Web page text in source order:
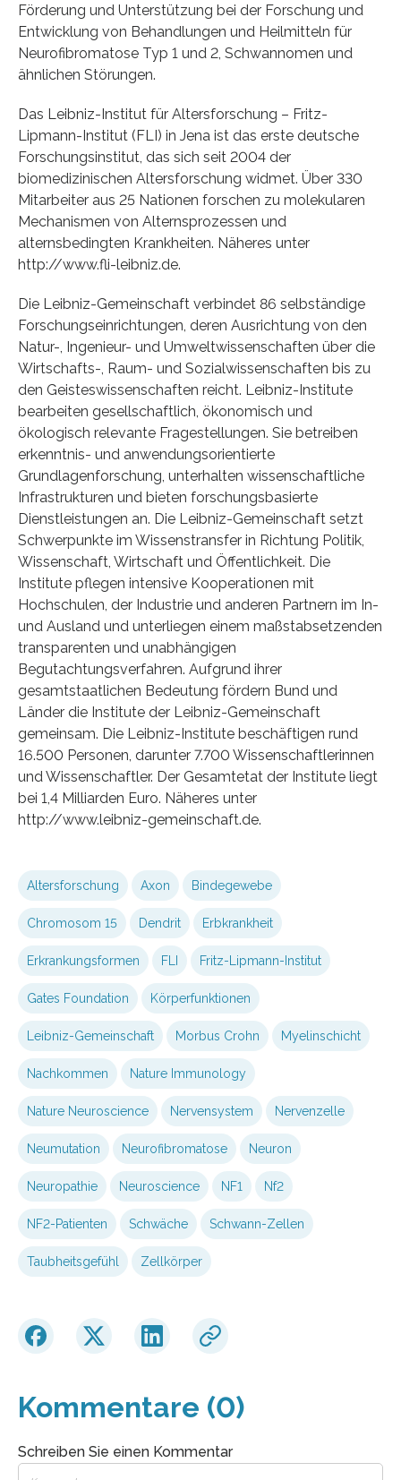
Förderung und Unterstützung bei der Forschung und
Entwicklung von Behandlungen und Heilmitteln für
Neurofibromatose Typ 1 und 2, Schwannomen und
ähnlichen Störungen.
Das Leibniz-Institut für Altersforschung – Fritz-
Lipmann-Institut (FLI) in Jena ist das erste deutsche
Forschungsinstitut, das sich seit 2004 der
biomedizinischen Altersforschung widmet. Über 330
Mitarbeiter aus 25 Nationen forschen zu molekularen
Mechanismen von Alternsprozessen und
alternsbedingten Krankheiten. Näheres unter
http://www.fli-leibniz.de.
Die Leibniz-Gemeinschaft verbindet 86 selbständige
Forschungseinrichtungen, deren Ausrichtung von den
Natur-, Ingenieur- und Umweltwissenschaften über die
Wirtschafts-, Raum- und Sozialwissenschaften bis zu
den Geisteswissenschaften reicht. Leibniz-Institute
bearbeiten gesellschaftlich, ökonomisch und
ökologisch relevante Fragestellungen. Sie betreiben
erkenntnis- und anwendungsorientierte
Grundlagenforschung, unterhalten wissenschaftliche
Infrastrukturen und bieten forschungsbasierte
Dienstleistungen an. Die Leibniz-Gemeinschaft setzt
Schwerpunkte im Wissenstransfer in Richtung Politik,
Wissenschaft, Wirtschaft und Öffentlichkeit. Die
Institute pflegen intensive Kooperationen mit
Hochschulen, der Industrie und anderen Partnern im In-
und Ausland und unterliegen einem maßstabsetzenden
transparenten und unabhängigen
Begutachtungsverfahren. Aufgrund ihrer
gesamtstaatlichen Bedeutung fördern Bund und
Länder die Institute der Leibniz-Gemeinschaft
gemeinsam. Die Leibniz-Institute beschäftigen rund
16.500 Personen, darunter 7.700 Wissenschaftlerinnen
und Wissenschaftler. Der Gesamtetat der Institute liegt
bei 1,4 Milliarden Euro. Näheres unter
http://www.leibniz-gemeinschaft.de.
Altersforschung Axon Bindegewebe
Chromosom 15 Dendrit Erbkrankheit
Erkrankungsformen FLI Fritz-Lipmann-Institut
Gates Foundation Körperfunktionen
Leibniz-Gemeinschaft Morbus Crohn Myelinschicht
Nachkommen Nature Immunology
Nature Neuroscience Nervensystem Nervenzelle
Neumutation Neurofibromatose Neuron
Neuropathie Neuroscience NF1 Nf2
NF2-Patienten Schwäche Schwann-Zellen
Taubheitsgefühl Zellkörper
Kommentare (0)
Schreiben Sie einen Kommentar